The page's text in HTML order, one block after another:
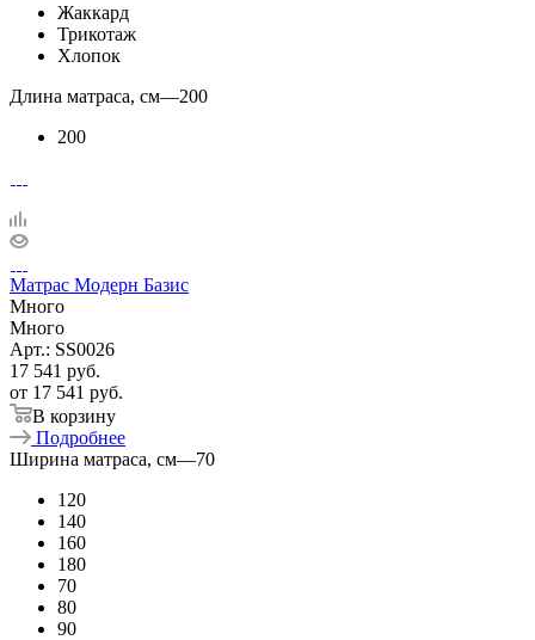
Жаккард
Трикотаж
Хлопок
Длина матраса, см—200
200
Матрас Модерн Базис
Много
Много
Арт.: SS0026
17 541 руб.
от 17 541 руб.
В корзину
Подробнее
Ширина матраса, см—70
120
140
160
180
70
80
90